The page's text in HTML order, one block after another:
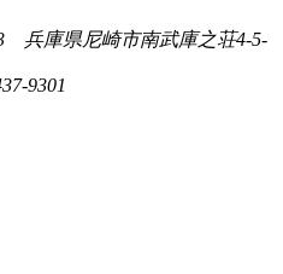
兵庫県尼崎市南武庫之荘4-5-
9301